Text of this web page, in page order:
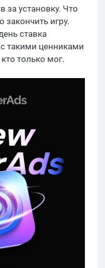
за установку. Что
игру.
ставка
такими ценниками
только мог.